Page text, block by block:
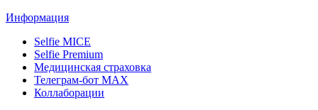
Информация
Selfie MICE
Selfie Premium
Медицинская страховка
Телеграм-бот МАХ
Коллаборации